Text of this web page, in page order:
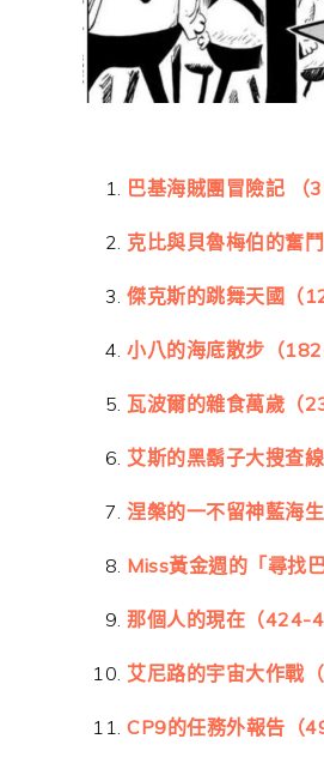
巴基海賊團冒險記 （
克比與貝魯梅伯的奮
傑克斯的跳舞天國（
小八的海底散步（
瓦波爾的雜食萬歲（
艾斯的黑鬍子大搜查
涅槃的一不留神藍海
Miss黃金週的「尋找
那個人的現在（424-
艾尼路的宇宙大作戰
CP9的任務外報告（